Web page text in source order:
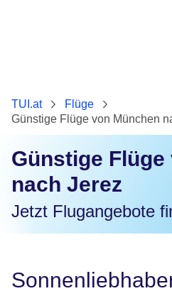
TUI.at
Flüge
Günstige Flüge von München
Günstige
nach Jerez
Jetzt Flugangebote